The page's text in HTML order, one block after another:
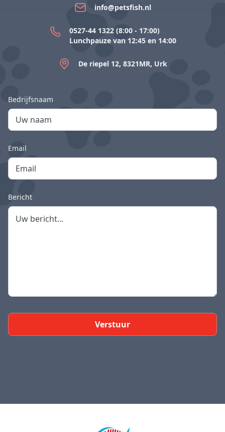
info@petsfish.nl
0527-44 1322 (8:00 - 17:00)
Lunchpauze van 12:45 en 14:00
De riepel 12, 8321MR, Urk
Bedrijfsnaam
Email
Bericht